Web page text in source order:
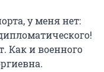
у меня нет:
Как и военного